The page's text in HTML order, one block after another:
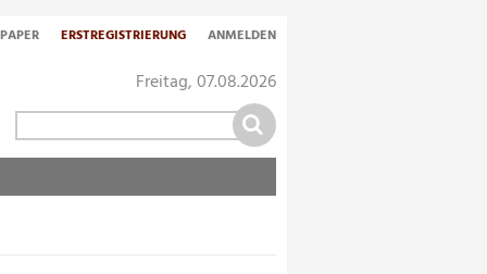
Freitag, 07.08.2026
ERSTREGISTRIERUNG ANMELDEN